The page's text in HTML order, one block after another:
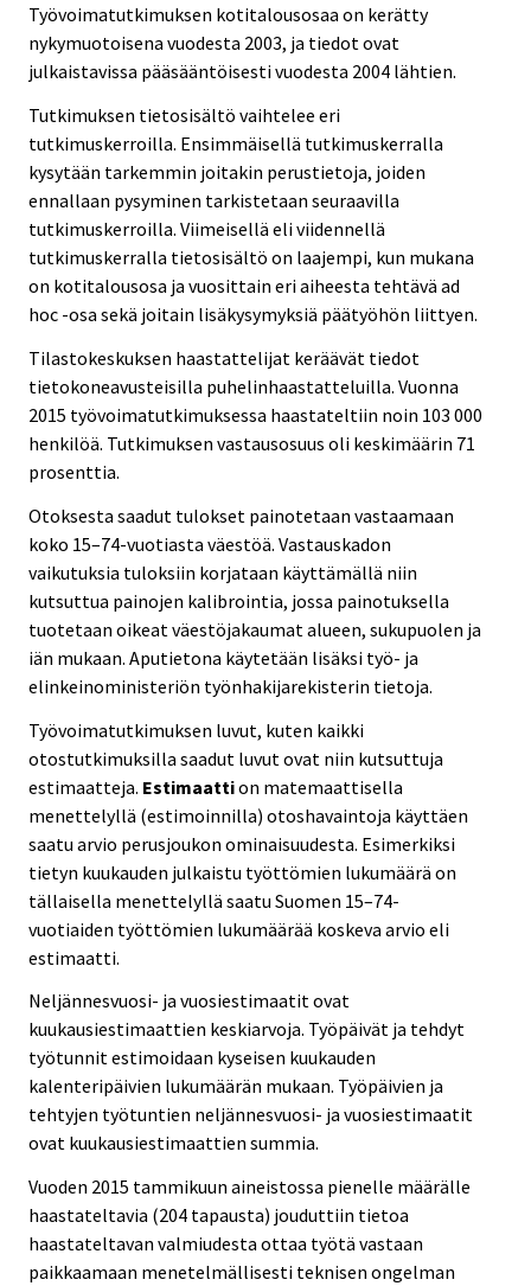
Työvoimatutkimuksen kotitalousosaa on kerätty
nykymuotoisena vuodesta 2003, ja tiedot ovat
julkaistavissa pääsääntöisesti vuodesta 2004 lähtien.
Tutkimuksen tietosisältö vaihtelee eri
tutkimuskerroilla. Ensimmäisellä tutkimuskerralla
kysytään tarkemmin joitakin perustietoja, joiden
ennallaan pysyminen tarkistetaan seuraavilla
tutkimuskerroilla. Viimeisellä eli viidennellä
tutkimuskerralla tietosisältö on laajempi, kun mukana
on kotitalousosa ja vuosittain eri aiheesta tehtävä ad
hoc -osa sekä joitain lisäkysymyksiä päätyöhön liittyen.
Tilastokeskuksen haastattelijat keräävät tiedot
tietokoneavusteisilla puhelinhaastatteluilla. Vuonna
2015 työvoimatutkimuksessa haastateltiin noin 103 000
henkilöä. Tutkimuksen vastausosuus oli keskimäärin 71
prosenttia.
Otoksesta saadut tulokset painotetaan vastaamaan
koko 15–74-vuotiasta väestöä. Vastauskadon
vaikutuksia tuloksiin korjataan käyttämällä niin
kutsuttua painojen kalibrointia, jossa painotuksella
tuotetaan oikeat väestöjakaumat alueen, sukupuolen ja
iän mukaan. Aputietona käytetään lisäksi työ- ja
elinkeinoministeriön työnhakijarekisterin tietoja.
Työvoimatutkimuksen luvut, kuten kaikki
otostutkimuksilla saadut luvut ovat niin kutsuttuja
estimaatteja. Estimaattion matemaattisella
menettelyllä (estimoinnilla) otoshavaintoja käyttäen
saatu arvio perusjoukon ominaisuudesta. Esimerkiksi
tietyn kuukauden julkaistu työttömien lukumäärä on
tällaisella menettelyllä saatu Suomen 15–74-
vuotiaiden työttömien lukumäärää koskeva arvio eli
estimaatti.
Neljännesvuosi- ja vuosiestimaatit ovat
kuukausiestimaattien keskiarvoja. Työpäivät ja tehdyt
työtunnit estimoidaan kyseisen kuukauden
kalenteripäivien lukumäärän mukaan. Työpäivien ja
tehtyjen työtuntien neljännesvuosi- ja vuosiestimaatit
ovat kuukausiestimaattien summia.
Vuoden 2015 tammikuun aineistossa pienelle määrälle
haastateltavia (204 tapausta) jouduttiin tietoa
haastateltavan valmiudesta ottaa työtä vastaan
paikkaamaan menetelmällisesti teknisen ongelman